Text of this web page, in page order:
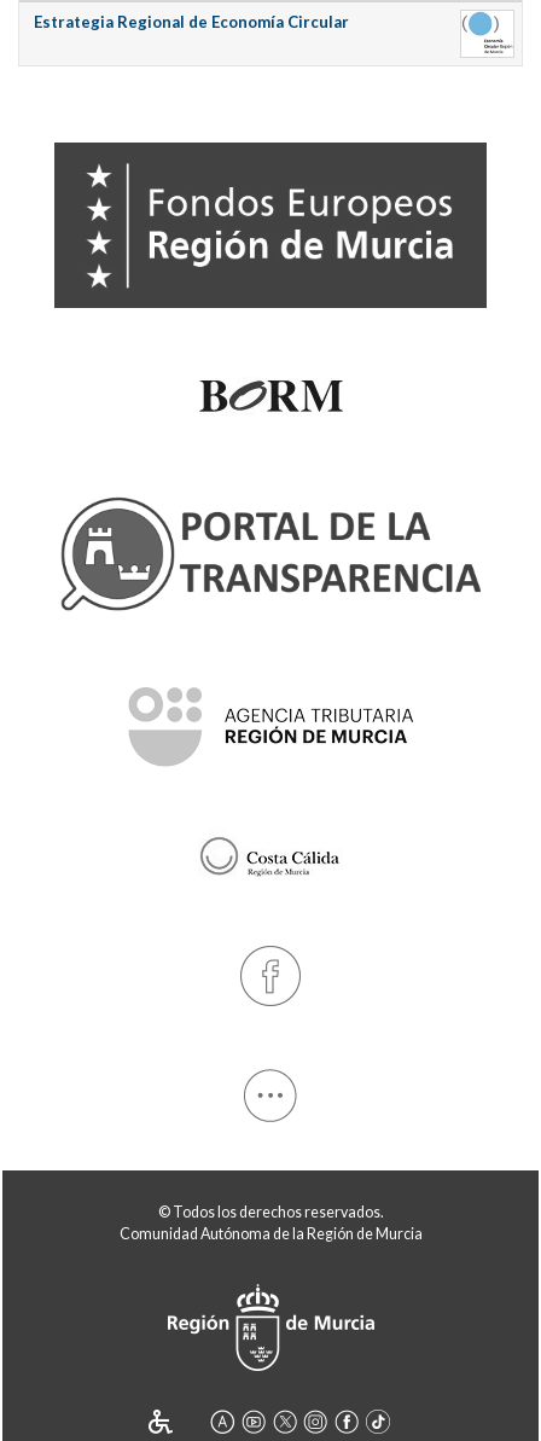
Estrategia Regional de Economía Circular
© Todos los derechos reservados.
Comunidad Autónoma de la Región de Murcia